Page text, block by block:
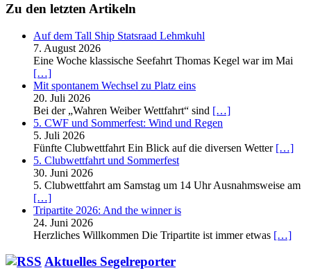
Zu den letzten Artikeln
Auf dem Tall Ship Statsraad Lehmkuhl
7. August 2026
Eine Woche klassische Seefahrt Thomas Kegel war im Mai
[…]
Mit spontanem Wechsel zu Platz eins
20. Juli 2026
Bei der „Wahren Weiber Wettfahrt“ sind […]
5. CWF und Sommerfest: Wind und Regen
5. Juli 2026
Fünfte Clubwettfahrt Ein Blick auf die diversen Wetter […]
5. Clubwettfahrt und Sommerfest
30. Juni 2026
5. Clubwettfahrt am Samstag um 14 Uhr Ausnahmsweise am
[…]
Tripartite 2026: And the winner is
24. Juni 2026
Herzliches Willkommen Die Tripartite ist immer etwas […]
Aktuelles Segelreporter